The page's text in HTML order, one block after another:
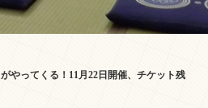
やってくる！11月22日開催、チケット残